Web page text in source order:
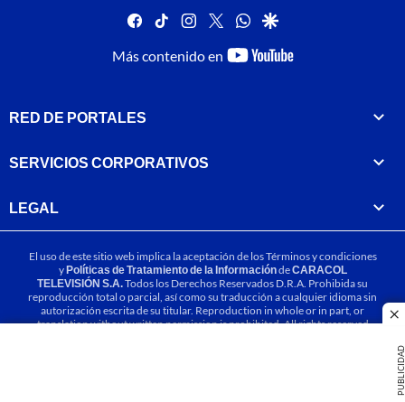
PUBLICIDAD
facebook
tiktok instagram
twitterwhatsapp
google
Más contenido en
youtube-
RED DE PORTALES
SERVICIOS CORPORATIVOS
LEGAL
El uso de este sitio web implica la aceptación de losTérminos y condiciones
yPolíticas de Tratamiento de la InformacióndeCARACOL
TELEVISIÓN S.A.Todos los Derechos Reservados D.R.A. Prohibida su
reproducción total o parcial, así como su traducción a cualquier idioma sin
autorización escrita de su titular. Reproduction in whole or in part, or
translation without written permission is prohibited. All rights reserved